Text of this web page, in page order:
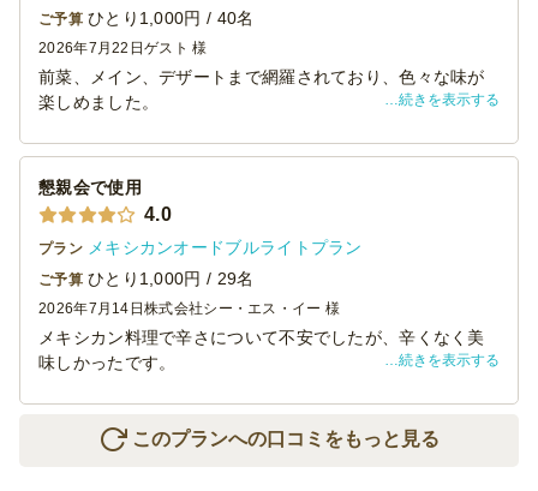
ご予算 ひとり1,000円 / 40名
2026年7月22日 ゲスト 様
前菜、メイン、デザートまで網羅されており、色々な味が
楽しめました。
ます。
1品1人前ずつ小分けにされており、各々が好きなものを選
べたのもとてもよかったです。
機会があればまた利用したいと思います。
続きを表示する
懇親会で使用
4.0
プラン メキシカンオードブルライトプラン
ご予算 ひとり1,000円 / 29名
2026年7月14日 株式会社シー・エス・イー 様
メキシカン料理で辛さについて不安でしたが、辛くなく美
味しかったです。
デザートもついていたのでいいと思いました。
続きを表示する
このプランへの口コミをもっと見る